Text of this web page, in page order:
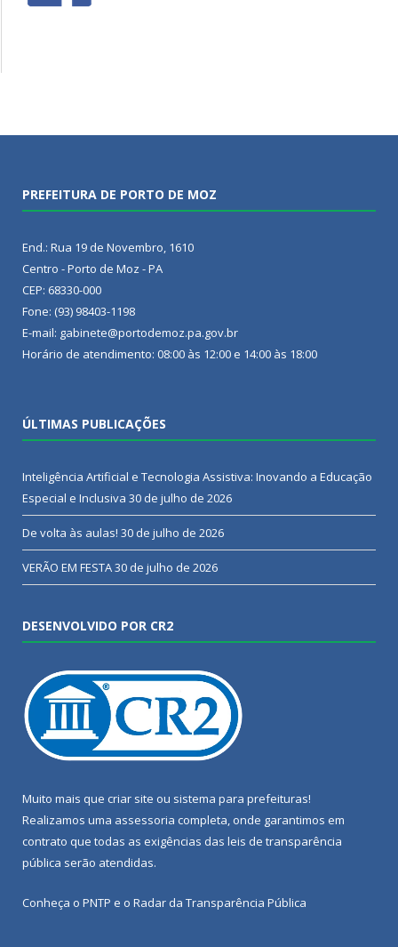
PREFEITURA DE PORTO DE MOZ
End.: Rua 19 de Novembro, 1610
Centro - Porto de Moz - PA
CEP: 68330-000
Fone: (93) 98403-1198
E-mail: gabinete@portodemoz.pa.gov.br
Horário de atendimento: 08:00 às 12:00 e 14:00 às 18:00
ÚLTIMAS PUBLICAÇÕES
Inteligência Artificial e Tecnologia Assistiva: Inovando a Educação
Especial e Inclusiva 30 de julho de 2026
De volta às aulas! 30 de julho de 2026
VERÃO EM FESTA30 de julho de 2026
DESENVOLVIDO POR CR2
Muito mais que criar site ou sistema para prefeituras!
Realizamos uma assessoria completa, onde garantimos em
contrato que todas as exigências das leis de transparência
pública serão atendidas.
Conheça o PNTP e o Radar da Transparência Pública